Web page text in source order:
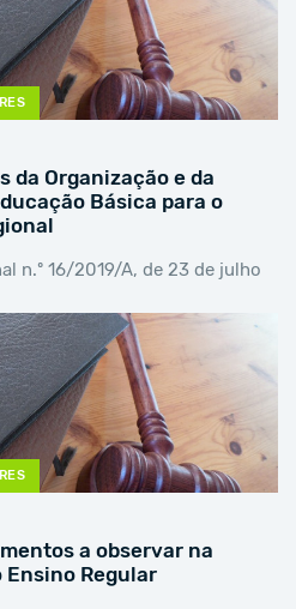
da Organização e da
Básica para o
n.º 16/2019/A, de 23 de julho
a observar na
Ensino Regular